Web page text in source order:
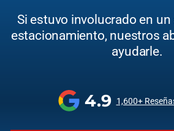
Si estuvo involucrado en un
estacionamiento, nuestros
ayudarle.
4.9 1,600+